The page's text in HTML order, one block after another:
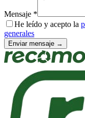
Mensaje *
He leído y acepto la
generales
Enviar mensaje →